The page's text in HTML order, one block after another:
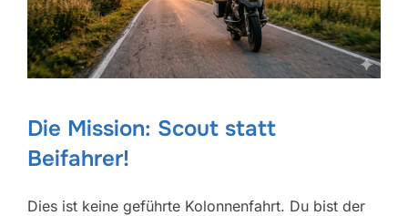
Die Mission: Scout statt
Beifahrer!
Dies ist keine geführte Kolonnenfahrt. Du bist der